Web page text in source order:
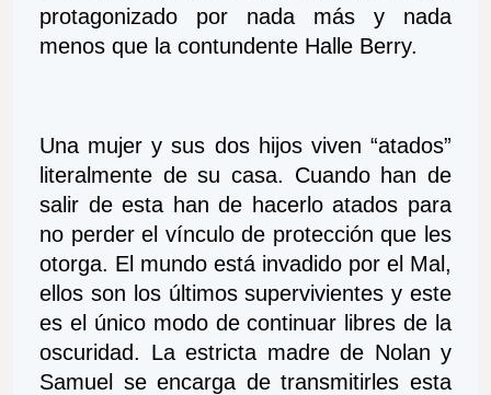
protagonizado por nada más y nada
menos que la contundente Halle Berry.
Una mujer y sus dos hijos viven “atados”
literalmente de su casa. Cuando han de
salir de esta han de hacerlo atados para
no perder el vínculo de protección que les
otorga. El mundo está invadido por el Mal,
ellos son los últimos supervivientes y este
es el único modo de continuar libres de la
oscuridad. La estricta madre de Nolan y
Samuel se encarga de transmitirles esta